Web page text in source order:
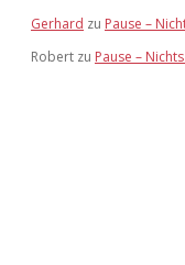
Gerhard zu Pause –
Robert zu Pause –